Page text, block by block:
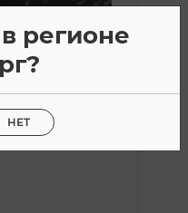
регионе
НЕТ